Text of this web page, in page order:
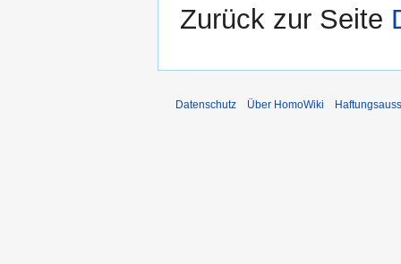
Zurück zur Seite
Datenschutz Über HomoWiki